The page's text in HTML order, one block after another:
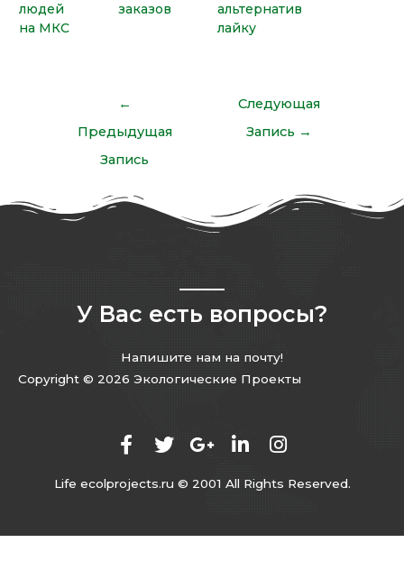
людей
на МКС
заказов
альтернатив
лайку
←
Предыдущая
Запись
Следующая
Запись →
У Вас есть вопросы?
Напишите нам на почту!
Copyright © 2026 Экологические Проекты
Life ecolprojects.ru © 2001 All Rights Reserved.